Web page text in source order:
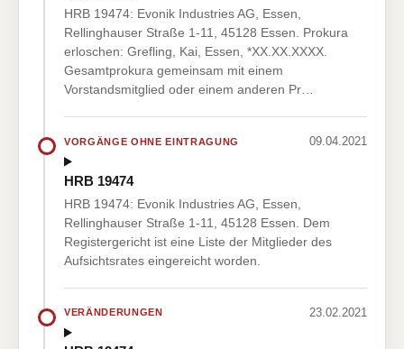
HRB 19474: Evonik Industries AG, Essen,
Rellinghauser Straße 1-11, 45128 Essen. Prokura
erloschen: Grefling, Kai, Essen, *XX.XX.XXXX.
Gesamtprokura gemeinsam mit einem
Vorstandsmitglied oder einem anderen Pr…
VORGÄNGE OHNE EINTRAGUNG 09.04.2021
HRB 19474
HRB 19474: Evonik Industries AG, Essen,
Rellinghauser Straße 1-11, 45128 Essen. Dem
Registergericht ist eine Liste der Mitglieder des
Aufsichtsrates eingereicht worden.
VERÄNDERUNGEN 23.02.2021